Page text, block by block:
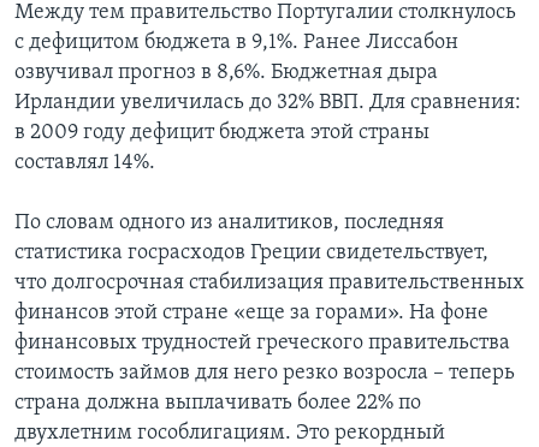
Между тем правительство Португалии столкнулось
с дефицитом бюджета в 9,1%. Ранее Лиссабон
озвучивал прогноз в 8,6%. Бюджетная дыра
Ирландии увеличилась до 32% ВВП. Для сравнения:
в 2009 году дефицит бюджета этой страны
составлял 14%.
По словам одного из аналитиков, последняя
статистика госрасходов Греции свидетельствует,
что долгосрочная стабилизация правительственных
финансов этой стране «еще за горами». На фоне
финансовых трудностей греческого правительства
стоимость займов для него резко возросла – теперь
страна должна выплачивать более 22% по
двухлетним гособлигациям. Это рекордный